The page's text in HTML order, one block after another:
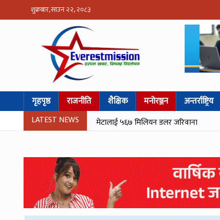
शुक्रबार, साउन २२, २०८३
गृहपृष्ठ राजनीति शैक्षिक मनोरञ्जन अन्तर्राष्ट्रिय
LATEST NEWS मेटालाई ५६७ मिलियन डलर जरिवाना